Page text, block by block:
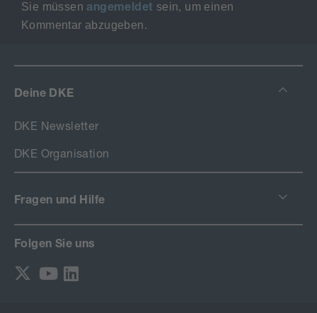
Sie müssen angemeldet sein, um einen
Kommentar abzugeben.
Deine DKE
DKE Newsletter
DKE Organisation
Fragen und Hilfe
Folgen Sie uns